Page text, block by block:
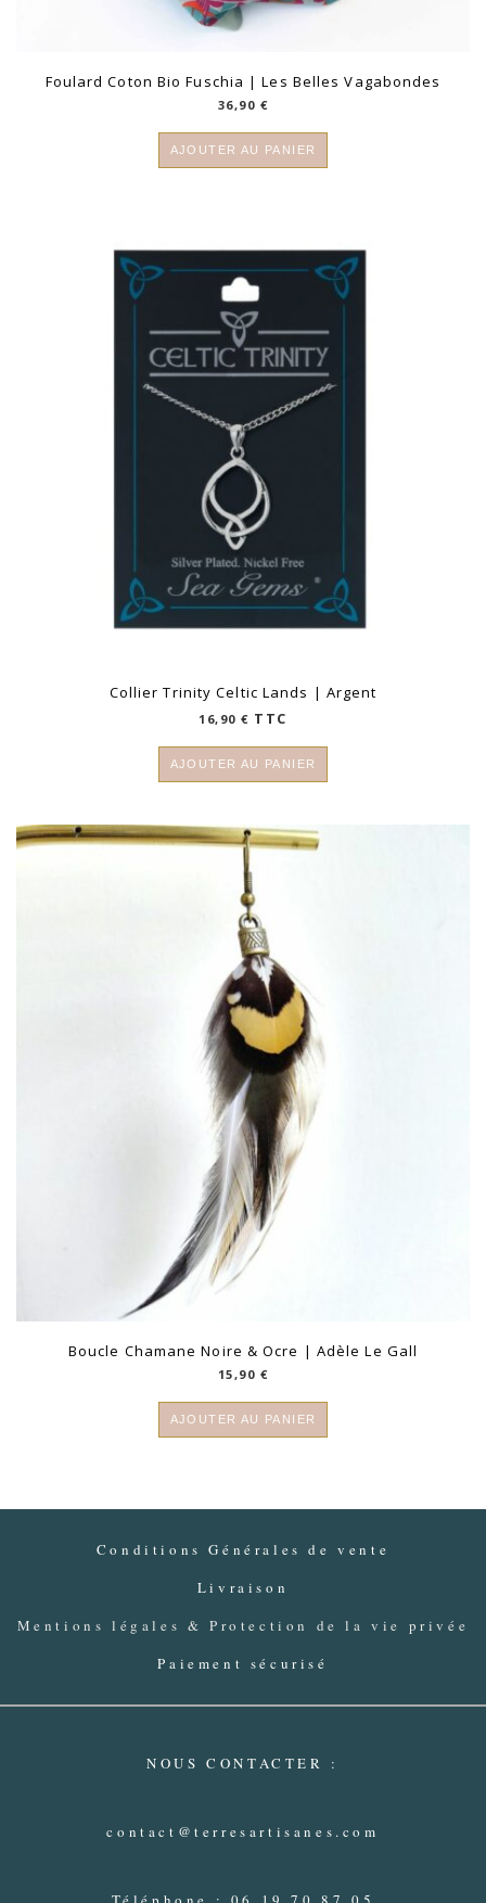
Foulard Coton Bio Fuschia | Les Belles Vagabondes
36,90 €
AJOUTER AU PANIER
Collier Trinity Celtic Lands | Argent
16,90€ TTC
AJOUTER AU PANIER
Boucle Chamane Noire & Ocre | Adèle Le Gall
15,90 €
AJOUTER AU PANIER
Conditions Générales de vente
Livraison
Mentions légales & Protection de la vie privée
Paiement sécurisé
NOUS CONTACTER :
contact@terresartisanes.com